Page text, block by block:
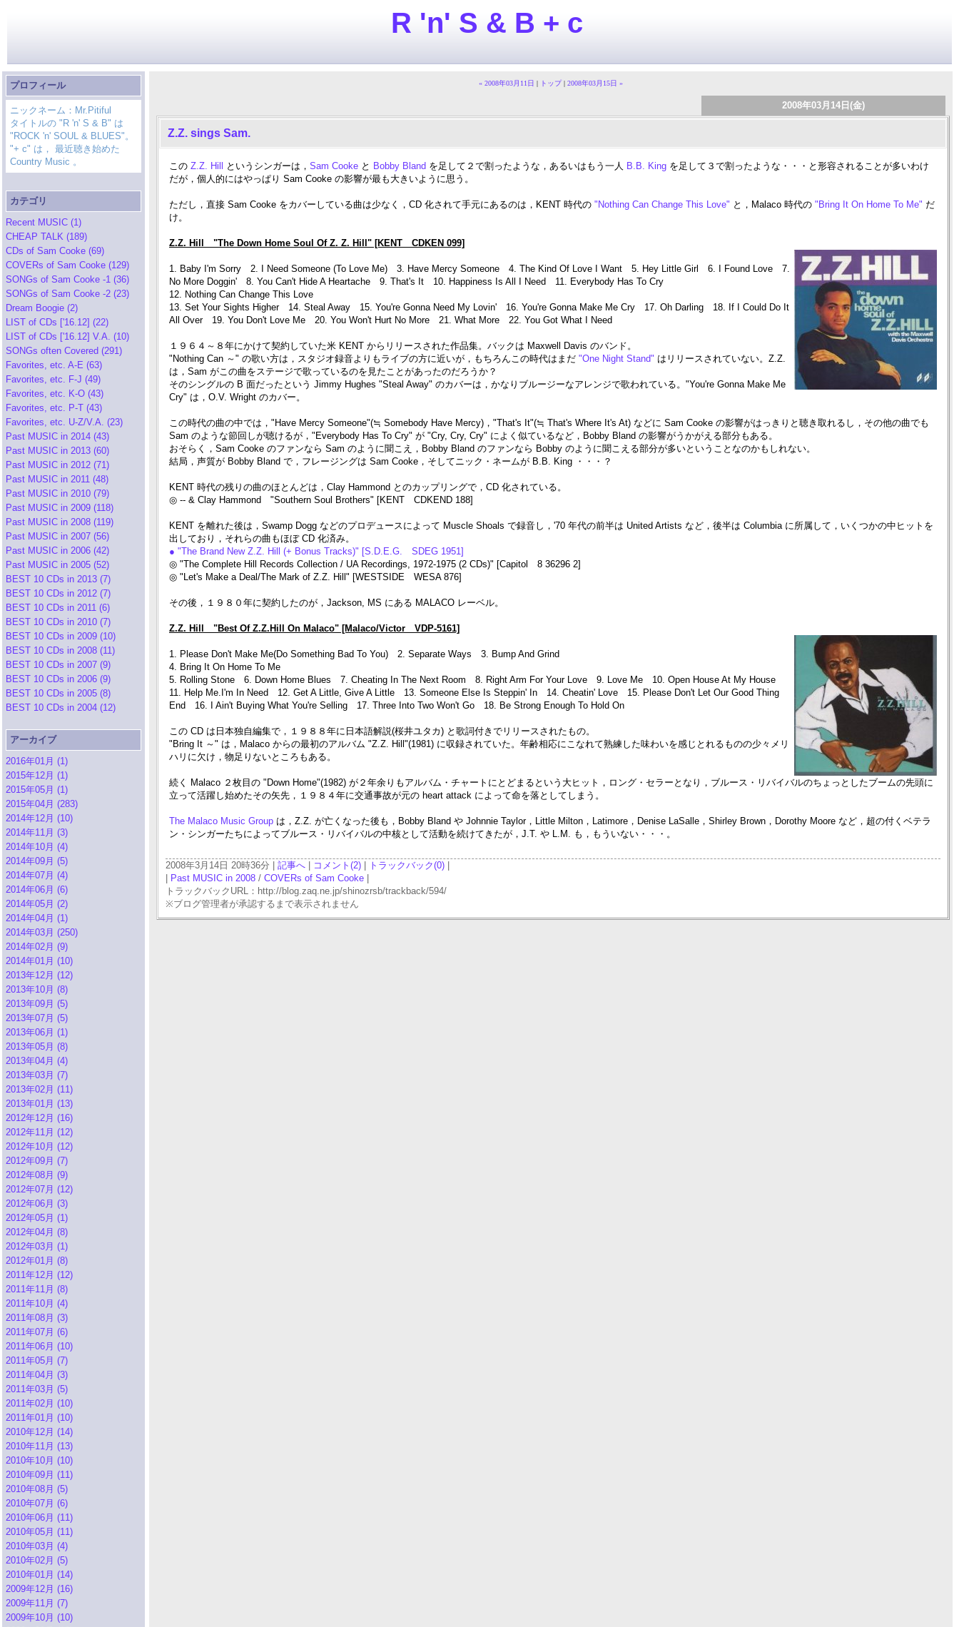
R 'n' S & B + c
プロフィール
ニックネーム：Mr.Pitiful
タイトルの "R 'n' S & B" は
"ROCK 'n' SOUL & BLUES"。
"+ c" は， 最近聴き始めた
Country Music 。
カテゴリ
Recent MUSIC (1)
CHEAP TALK (189)
CDs of Sam Cooke (69)
COVERs of Sam Cooke (129)
SONGs of Sam Cooke -1 (36)
SONGs of Sam Cooke -2 (23)
Dream Boogie (2)
LIST of CDs ['16.12] (22)
LIST of CDs ['16.12] V.A. (10)
SONGs often Covered (291)
Favorites, etc. A-E (63)
Favorites, etc. F-J (49)
Favorites, etc. K-O (43)
Favorites, etc. P-T (43)
Favorites, etc. U-Z/V.A. (23)
Past MUSIC in 2014 (43)
Past MUSIC in 2013 (60)
Past MUSIC in 2012 (71)
Past MUSIC in 2011 (48)
Past MUSIC in 2010 (79)
Past MUSIC in 2009 (118)
Past MUSIC in 2008 (119)
Past MUSIC in 2007 (56)
Past MUSIC in 2006 (42)
Past MUSIC in 2005 (52)
BEST 10 CDs in 2013 (7)
BEST 10 CDs in 2012 (7)
BEST 10 CDs in 2011 (6)
BEST 10 CDs in 2010 (7)
BEST 10 CDs in 2009 (10)
BEST 10 CDs in 2008 (11)
BEST 10 CDs in 2007 (9)
BEST 10 CDs in 2006 (9)
BEST 10 CDs in 2005 (8)
BEST 10 CDs in 2004 (12)
アーカイブ
2016年01月 (1)
2015年12月 (1)
2015年05月 (1)
2015年04月 (283)
2014年12月 (10)
2014年11月 (3)
2014年10月 (4)
2014年09月 (5)
2014年07月 (4)
2014年06月 (6)
2014年05月 (2)
2014年04月 (1)
2014年03月 (250)
2014年02月 (9)
2014年01月 (10)
2013年12月 (12)
2013年10月 (8)
2013年09月 (5)
2013年07月 (5)
2013年06月 (1)
2013年05月 (8)
2013年04月 (4)
2013年03月 (7)
2013年02月 (11)
2013年01月 (13)
2012年12月 (16)
2012年11月 (12)
2012年10月 (12)
2012年09月 (7)
2012年08月 (9)
2012年07月 (12)
2012年06月 (3)
2012年05月 (1)
2012年04月 (8)
2012年03月 (1)
2012年01月 (8)
2011年12月 (12)
2011年11月 (8)
2011年10月 (4)
2011年08月 (3)
2011年07月 (6)
2011年06月 (10)
2011年05月 (7)
2011年04月 (3)
2011年03月 (5)
2011年02月 (10)
2011年01月 (10)
2010年12月 (14)
2010年11月 (13)
2010年10月 (10)
2010年09月 (11)
2010年08月 (5)
2010年07月 (6)
2010年06月 (11)
2010年05月 (11)
2010年03月 (4)
2010年02月 (5)
2010年01月 (14)
2009年12月 (16)
2009年11月 (7)
2009年10月 (10)
« 2008年03月11日 | トップ| 2008年03月15日 »
2008年03月14日(金)
Z.Z. sings Sam.
この Z.Z. Hill というシンガーは， Sam Cooke と Bobby Bland を足して２で割ったような，あるいはもう一人 B.B. King を足して３で割ったような・・・と形容されることが多いわけ
だが，個人的にはやっぱり Sam Cooke の影響が最も大きいように思う。
ただし，直接 Sam Cooke をカバーしている曲は少なく，CD 化されて手元にあるのは，KENT 時代の "Nothing Can Change This Love" と，Malaco 時代の "Bring It On Home To Me" だ
け。
Z.Z. Hill "The Down Home Soul Of Z. Z. Hill" [KENT CDKEN 099]
1. Baby I'm Sorry 2. I Need Someone (To Love Me) 3. Have Mercy Someone 4. The Kind Of Love I Want 5. Hey Little Girl 6. I Found Love 7.
No More Doggin' 8. You Can't Hide A Heartache 9. That's It 10. Happiness Is All I Need 11. Everybody Has To Cry
12. Nothing Can Change This Love
13. Set Your Sights Higher 14. Steal Away 15. You're Gonna Need My Lovin' 16. You're Gonna Make Me Cry 17. Oh Darling 18. If I Could Do It
All Over 19. You Don't Love Me 20. You Won't Hurt No More 21. What More 22. You Got What I Need
１９６４～８年にかけて契約していた米 KENT からリリースされた作品集。バックは Maxwell Davis のバンド。
"Nothing Can ～" の歌い方は，スタジオ録音よりもライブの方に近いが，もちろんこの時代はまだ "One Night Stand" はリリースされていない。Z.Z.
は，Sam がこの曲をステージで歌っているのを見たことがあったのだろうか？
そのシングルの B 面だったという Jimmy Hughes "Steal Away" のカバーは，かなりブルージーなアレンジで歌われている。"You're Gonna Make Me
Cry" は，O.V. Wright のカバー。
この時代の曲の中では，"Have Mercy Someone"(≒ Somebody Have Mercy)，"That's It"(≒ That's Where It's At) などに Sam Cooke の影響がはっきりと聴き取れるし，その他の曲でも
Sam のような節回しが聴けるが，"Everybody Has To Cry" が "Cry, Cry, Cry" によく似ているなど，Bobby Bland の影響がうかがえる部分もある。
おそらく，Sam Cooke のファンなら Sam のように聞こえ，Bobby Bland のファンなら Bobby のように聞こえる部分が多いということなのかもしれない。
結局，声質が Bobby Bland で，フレージングは Sam Cooke，そしてニック・ネームが B.B. King ・・・？
KENT 時代の残りの曲のほとんどは，Clay Hammond とのカップリングで，CD 化されている。
◎ -- & Clay Hammond "Southern Soul Brothers" [KENT CDKEND 188]
KENT を離れた後は，Swamp Dogg などのプロデュースによって Muscle Shoals で録音し，'70 年代の前半は United Artists など，後半は Columbia に所属して，いくつかの中ヒットを
出しており，それらの曲もほぼ CD 化済み。
● "The Brand New Z.Z. Hill (+ Bonus Tracks)" [S.D.E.G. SDEG 1951]
◎ "The Complete Hill Records Collection / UA Recordings, 1972-1975 (2 CDs)" [Capitol 8 36296 2]
◎ "Let's Make a Deal/The Mark of Z.Z. Hill" [WESTSIDE WESA 876]
その後，１９８０年に契約したのが，Jackson, MS にある MALACO レーベル。
Z.Z. Hill "Best Of Z.Z.Hill On Malaco" [Malaco/Victor VDP-5161]
1. Please Don't Make Me(Do Something Bad To You) 2. Separate Ways 3. Bump And Grind
4. Bring It On Home To Me
5. Rolling Stone 6. Down Home Blues 7. Cheating In The Next Room 8. Right Arm For Your Love 9. Love Me 10. Open House At My House
11. Help Me.I'm In Need 12. Get A Little, Give A Little 13. Someone Else Is Steppin' In 14. Cheatin' Love 15. Please Don't Let Our Good Thing
End 16. I Ain't Buying What You're Selling 17. Three Into Two Won't Go 18. Be Strong Enough To Hold On
この CD は日本独自編集で，１９８８年に日本語解説(桜井ユタカ) と歌詞付きでリリースされたもの。
"Bring It ～" は，Malaco からの最初のアルバム "Z.Z. Hill"(1981) に収録されていた。年齢相応にこなれて熟練した味わいを感じとれるものの少々メリ
ハリに欠け，物足りないところもある。
続く Malaco ２枚目の "Down Home"(1982) が２年余りもアルバム・チャートにとどまるという大ヒット，ロング・セラーとなり，ブルース・リバイバルのちょっとしたブームの先頭に
立って活躍し始めたその矢先，１９８４年に交通事故が元の heart attack によって命を落としてしまう。
The Malaco Music Group は，Z.Z. が亡くなった後も，Bobby Bland や Johnnie Taylor，Little Milton，Latimore，Denise LaSalle，Shirley Brown，Dorothy Moore など，超の付くベテラ
ン・シンガーたちによってブルース・リバイバルの中核として活動を続けてきたが，J.T. や L.M. も，もういない・・・。
2008年3月14日 20時36分 | 記事へ コメント(2) トラックバック(0)
Past MUSIC in 2008 / COVERs of Sam Cooke
トラックバックURL：http://blog.zaq.ne.jp/shinozrsb/trackback/594/
※ブログ管理者が承認するまで表示されません